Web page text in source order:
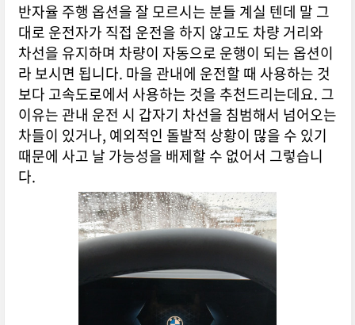
반자율 주행 옵션을 잘 모르시는 분들 계실 텐데 말 그
대로 운전자가 직접 운전을 하지 않고도 차량 거리와
차선을 유지하며 차량이 자동으로 운행이 되는 옵션이
라 보시면 됩니다. 마을 관내에 운전할 때 사용하는 것
보다 고속도로에서 사용하는 것을 추천드리는데요. 그
이유는 관내 운전 시 갑자기 차선을 침범해서 넘어오는
차들이 있거나, 예외적인 돌발적 상황이 많을 수 있기
때문에 사고 날 가능성을 배제할 수 없어서 그렇습니
다.